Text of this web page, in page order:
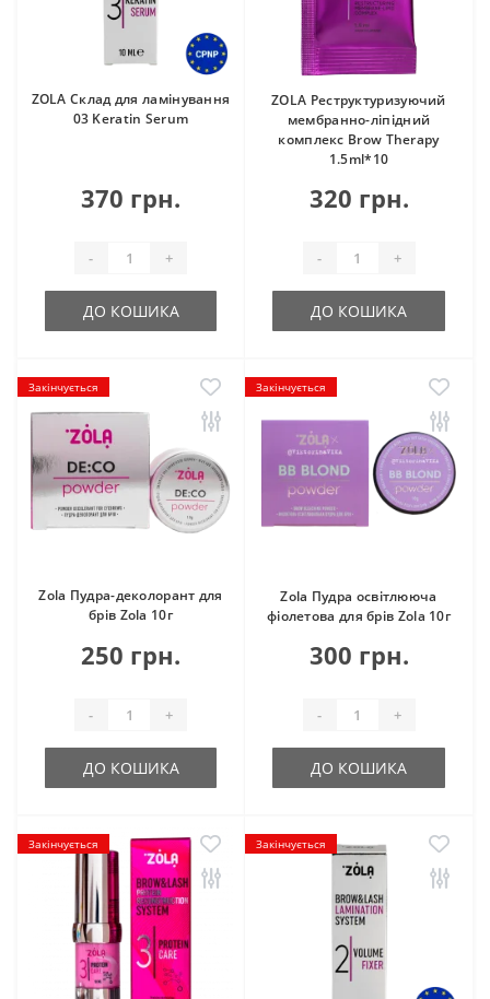
ZOLA Склад для ламінування
03 Keratin Serum
370 грн.
- +
ДО КОШИКА
ZOLA Реструктуризуючий
мембранно-ліпідний
комплекс Brow Therapy
1.5ml*10
320 грн.
- +
ДО КОШИКА
Закінчується
Zola Пудра-деколорант для
брів Zola 10г
250 грн.
- +
ДО КОШИКА
Закінчується
Zola Пудра освітлююча
фіолетова для брів Zola 10г
300 грн.
- +
ДО КОШИКА
Закінчується Закінчується